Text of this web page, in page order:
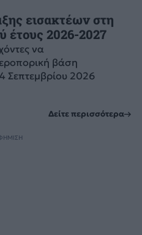
εισακτέων στη
2026-2027
να
βάση
Σεπτεμβρίου 2026
Δείτε περισσότερα